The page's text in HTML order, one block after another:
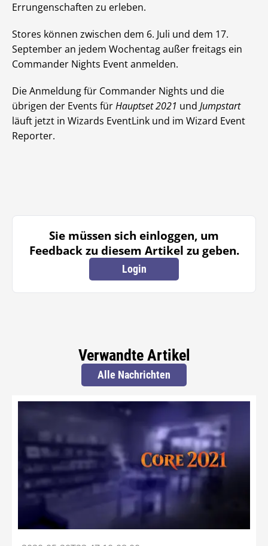
Errungenschaften zu erleben.
Stores können zwischen dem 6. Juli und dem 17.
September an jedem Wochentag außer freitags ein
Commander Nights Event anmelden.
Die Anmeldung für Commander Nights und die
übrigen der Events fürHauptset 2021 und Jumpstart
läuft jetzt in Wizards EventLink und im Wizard Event
Reporter.
Sie müssen sich einloggen, um
Feedback zu diesem Artikel zu geben.
Login
Verwandte Artikel
Alle Nachrichten